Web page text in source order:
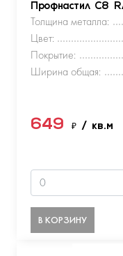
Профнастил С8
Толщина металла:
Цвет:
Покрытие:
Ширина общая:
649 ₽ / кв.м
В КОРЗИНУ